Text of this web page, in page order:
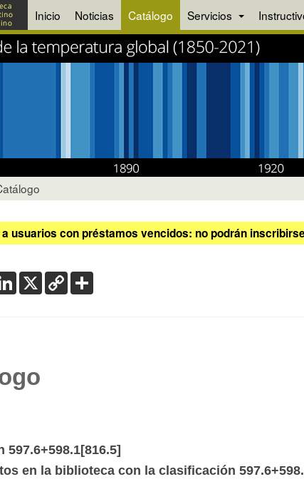
Inicio Noticias Catálogo Servicios
usuarios con préstamos vencidos: no podrán
LinkedIn
X Copy
Link
597.6+598.1[816.5]
en la biblioteca con la clasificación